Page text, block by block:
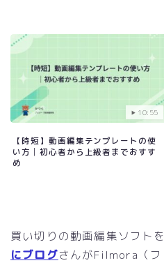
10:55
【時短】動画編集テンプレートの使
い方│初心者から上級者までおすす
め
買い切りの動画編集ソフト
にブログさんがFilmora（